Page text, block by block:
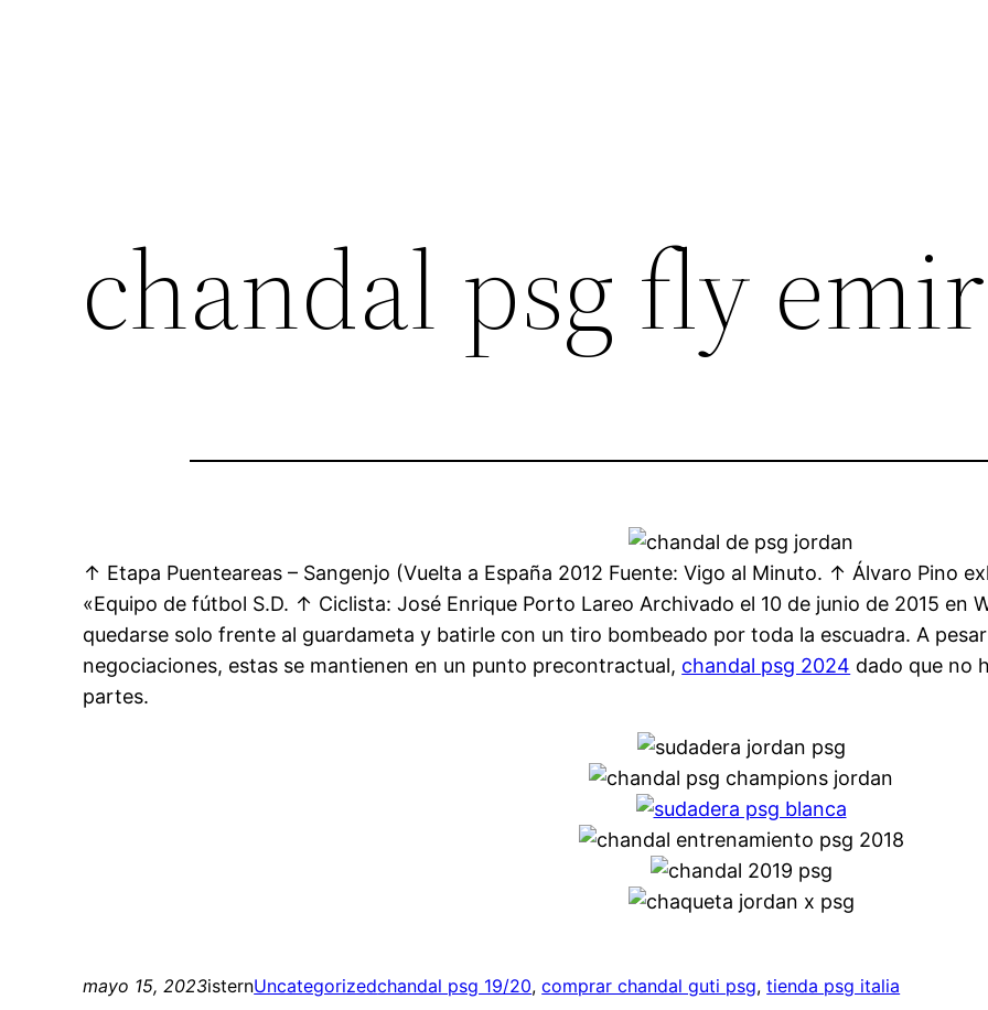
chandal psg fly
↑ Etapa Puenteareas – Sangenjo (Vuelta a España 2012 Fuente: Vigo al Minuto. ↑ Álvaro Pino
«Equipo de fútbol S.D. ↑ Ciclista: José Enrique Porto Lareo Archivado el 10 de junio de 2015 en
quedarse solo frente al guardameta y batirle con un tiro bombeado por toda la escuadra. A
negociaciones, estas se mantienen en un punto precontractual, chandal psg 2024 dado que no
partes.
mayo 15, 2023isternUncategorizedchandal psg 19/20, comprar chandal guti psg, tienda psg italia